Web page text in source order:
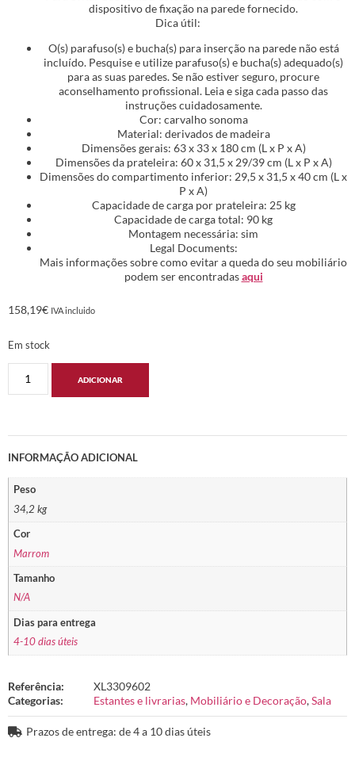
dispositivo de fixação na parede fornecido.
Dica útil:
O(s) parafuso(s) e bucha(s) para inserção na parede não está
incluído. Pesquise e utilize parafuso(s) e bucha(s) adequado(s)
para as suas paredes. Se não estiver seguro, procure
aconselhamento profissional. Leia e siga cada passo das
instruções cuidadosamente.
Cor: carvalho sonoma
Material: derivados de madeira
Dimensões gerais: 63 x 33 x 180 cm (L x P x A)
Dimensões da prateleira: 60 x 31,5 x 29/39 cm (L x P x A)
Dimensões do compartimento inferior: 29,5 x 31,5 x 40 cm (L x
P x A)
Capacidade de carga por prateleira: 25 kg
Capacidade de carga total: 90 kg
Montagem necessária: sim
Legal Documents:
Mais informações sobre como evitar a queda do seu mobiliário
podem ser encontradasaqui
158,19€ IVA incluido
Em stock
ADICIONAR
INFORMAÇÃO ADICIONAL
Peso
34,2 kg
Cor
Marrom
Tamanho
N/A
Dias para entrega
4-10 dias úteis
Referência:
XL3309602
Categorias:
Estantes e livrarias, Mobiliário e Decoração,Sala
Prazos de entrega: de 4 a 10 dias úteis